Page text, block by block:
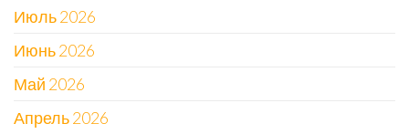
Июль 2026
Июнь 2026
Май 2026
Апрель 2026